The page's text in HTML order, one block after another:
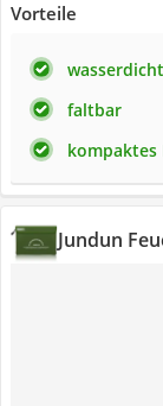
Vorteile
wasserdicht
faltbar
kompaktes
Jundun